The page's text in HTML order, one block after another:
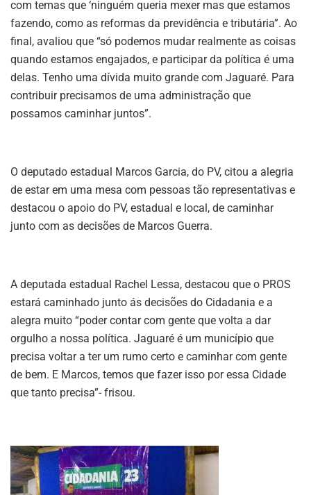
com temas que ‘ninguém queria mexer mas que estamos
fazendo, como as reformas da previdência e tributária”. Ao
final, avaliou que “só podemos mudar realmente as coisas
quando estamos engajados, e participar da política é uma
delas. Tenho uma dívida muito grande com Jaguaré. Para
contribuir precisamos de uma administração que
possamos caminhar juntos”.
O deputado estadual Marcos Garcia, do PV, citou a alegria
de estar em uma mesa com pessoas tão representativas e
destacou o apoio do PV, estadual e local, de caminhar
junto com as decisões de Marcos Guerra.
A deputada estadual Rachel Lessa, destacou que o PROS
estará caminhado junto ás decisões do Cidadania e a
alegra muito “poder contar com gente que volta a dar
orgulho a nossa política. Jaguaré é um município que
precisa voltar a ter um rumo certo e caminhar com gente
de bem. E Marcos, temos que fazer isso por essa Cidade
que tanto precisa”- frisou.